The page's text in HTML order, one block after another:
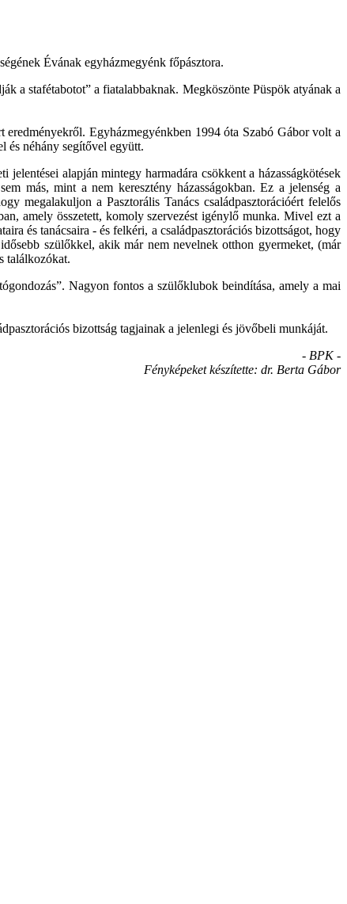
Évának egyházmegyénk főpásztora.
a stafétabotot” a fiatalabbaknak. Megköszönte Püspök atyának a
eredményekről. Egyházmegyénkben 1994 óta Szabó Gábor volt a
és néhány segítővel együtt.
alapján mintegy harmadára csökkent a házasságkötések
más, mint a nem keresztény házasságokban. Ez a jelenség a
megalakuljon a Pasztorális Tanács családpasztorációért felelős
amely összetett, komoly szervezést igénylő munka. Mivel ezt a
és tanácsaira - és felkéri, a családpasztorációs bizottságot, hogy
szülőkkel, akik már nem nevelnek otthon gyermeket, (már
találkozókat.
Nagyon fontos a szülőklubok beindítása, amely a mai
bizottság tagjainak a jelenlegi és jövőbeli munkáját.
- BPK -
Fényképeket készítette: dr. Berta Gábor